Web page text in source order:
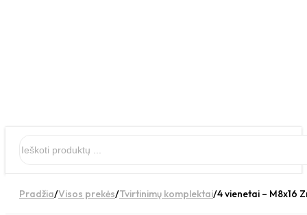
Pradžia/Visos prekės/Tvirtinimų komplektai/4 vienetai – M8x16